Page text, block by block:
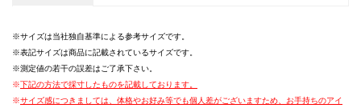
サイズは当社独自基準による参考サイズです。
表記サイズは商品に記載されているサイズです。
測定値の若干の誤差はご了承下さい。
下記の方法で採寸したものを記載しております。
サイズ感につきましては、体格やお好み等でも個人差がございますため、お手持ちのアイ